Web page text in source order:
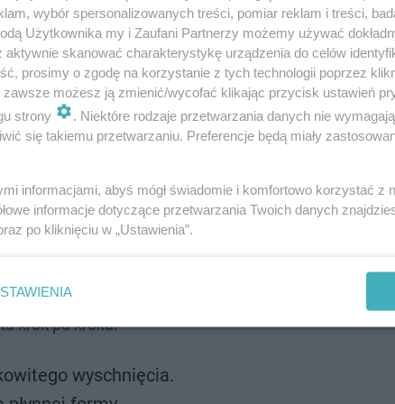
auta
dwóch produktów spożywczych. Olej roślinny
struktury będą wymagały interwencji
krok po kroku:
wyschnięcia.
wybór spersonalizowanych treści, pomiar reklam i treści,
Użytkownika my i Zaufani Partnerzy możemy używać
aktywnie skanować charakterystykę urządzenia do celów
prosimy o zgodę na korzystanie z tych technologii poprzez
zawsze możesz ją zmienić/wycofać klikając przycisk ustawień
strony
. Niektóre rodzaje przetwarzania danych nie
się takiemu przetwarzaniu. Preferencje będą miały
informacjami, abyś mógł świadomie i komfortowo korzystać z
informacje dotyczące przetwarzania Twoich danych
po kliknięciu w „Ustawienia”.